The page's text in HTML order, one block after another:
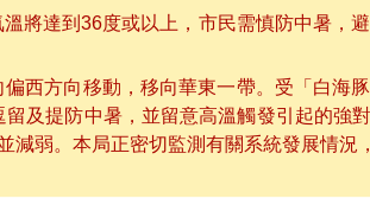
將達到36度或以上，市民需慎防中暑，
西方向移動，移向華東一帶。受「白海
及提防中暑，並留意高溫觸發引起的強
弱。本局正密切監測有關系統發展情